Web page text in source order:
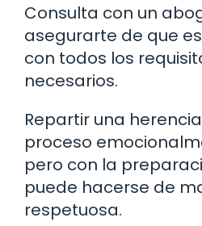
Consulta con un
asegurarte de que
con todos los
necesarios.
Repartir una
proceso
pero con la
puede hacerse de
respetuosa.